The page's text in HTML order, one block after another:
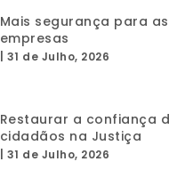
Mais segurança para as
empresas
31 de Julho, 2026
Restaurar a confiança
cidadãos na Justiça
31 de Julho, 2026